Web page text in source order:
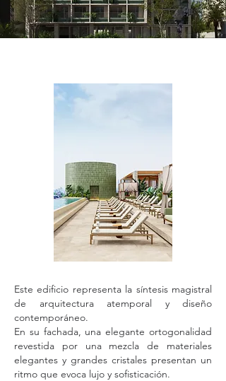
Este edificio representa la síntesis magistral
de arquitectura atemporal y diseño
contemporáneo.
En su fachada, una elegante ortogonalidad
revestida por una mezcla de materiales
elegantes y grandes cristales presentan un
ritmo que evoca lujo y sofisticación.